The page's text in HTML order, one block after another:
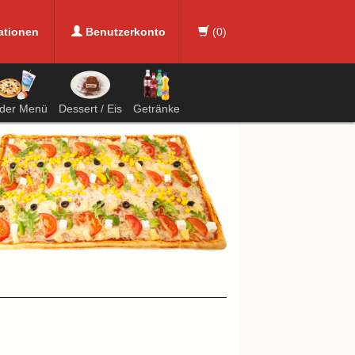
Benutzerkonto (0)
Menü Dessert / Eis Getränke